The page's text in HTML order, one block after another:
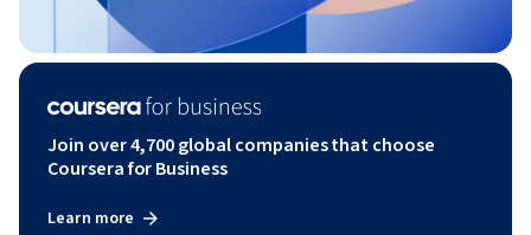
Join over 4,700 global companies that choose
Coursera for Business
Learn more